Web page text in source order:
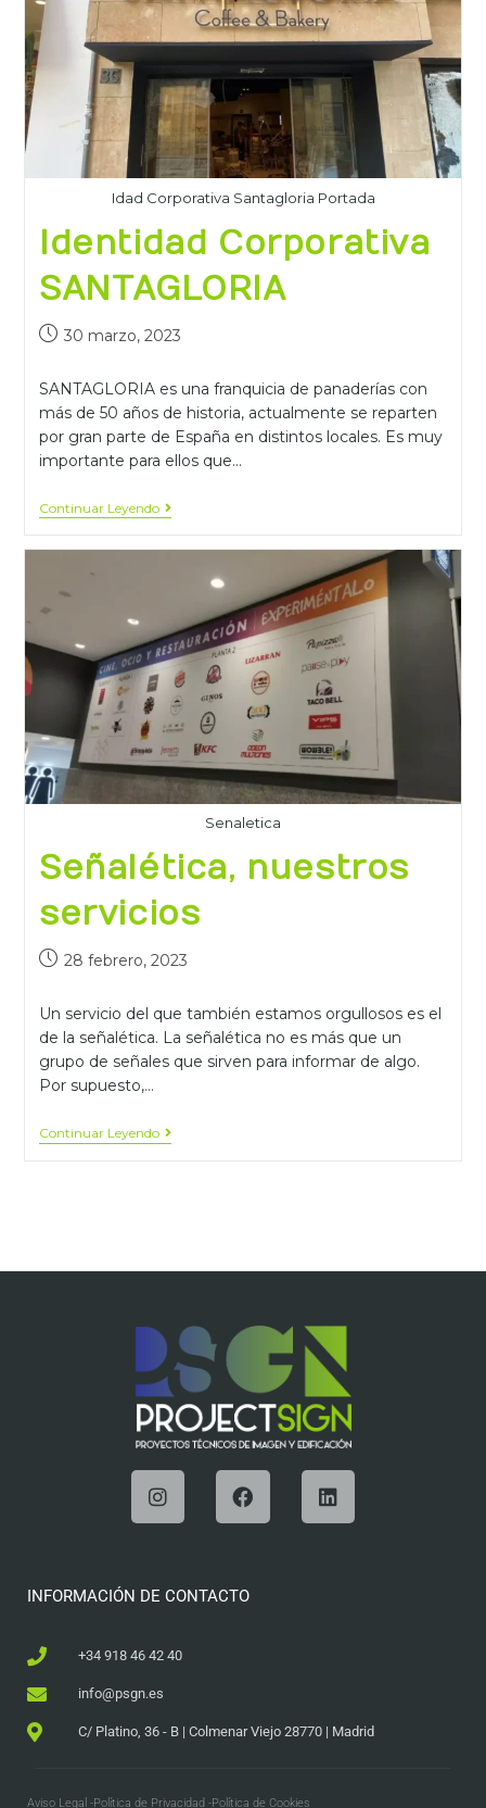
Idad Corporativa Santagloria Portada
Identidad Corporativa
SANTAGLORIA
30 marzo, 2023
SANTAGLORIA es una franquicia de panaderías con
más de 50 años de historia, actualmente se reparten
por gran parte de España en distintos locales. Es muy
importante para ellos que…
Continuar Leyendo
Senaletica
Señalética, nuestros
servicios
28 febrero, 2023
Un servicio del que también estamos orgullosos es el
de la señalética. La señalética no es más que un
grupo de señales que sirven para informar de algo.
Por supuesto,…
Continuar Leyendo
INFORMACIÓN DE CONTACTO
+34 918 46 42 40
info@psgn.es
C/ Platino, 36 - B | Colmenar Viejo 28770 | Madrid
Aviso Legal -Política de Privacidad -Política de Cookies